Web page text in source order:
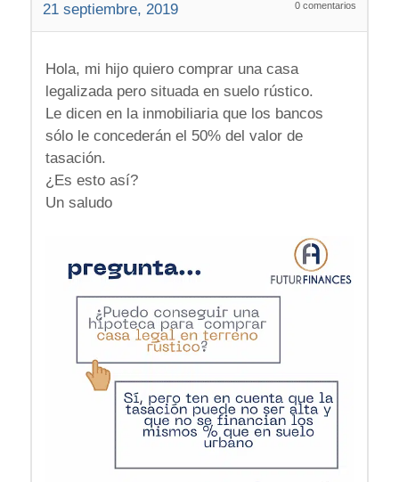
21 septiembre, 2019 0 comentarios
Hola, mi hijo quiero comprar una casa
legalizada pero situada en suelo rústico.
Le dicen en la inmobiliaria que los bancos
sólo le concederán el 50% del valor de
tasación.
¿Es esto así?
Un saludo